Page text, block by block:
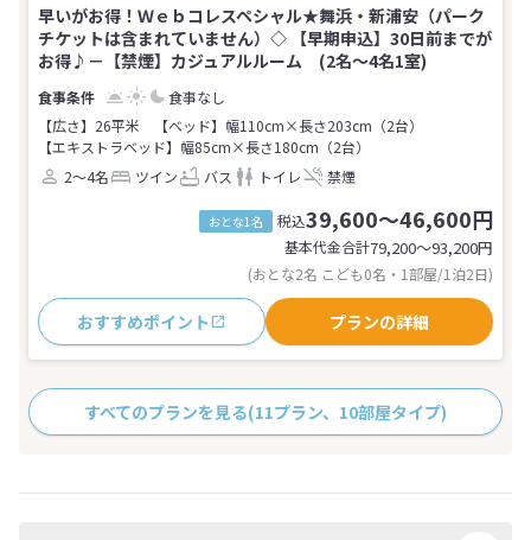
早いがお得！Ｗｅｂコレスペシャル★舞浜・新浦安（パーク
チケットは含まれていません）◇ 【早期申込】30日前までが
お得♪－【禁煙】カジュアルルーム (2名～4名1室)
食事なし
【広さ】26平米
【ベッド】幅110cm×長さ203cm（2台）
【エキストラベッド】幅85cm×長さ180cm（2台）
2～4名
ツイン バス トイレ 禁煙
おとな1名 税込39,600～46,600円
基本代金合計79,200〜93,200円
(おとな2名 こども0名・1部屋/1泊2日)
おすすめポイント プランの詳細
すべてのプランを見る(11プラン、10部屋タイプ)